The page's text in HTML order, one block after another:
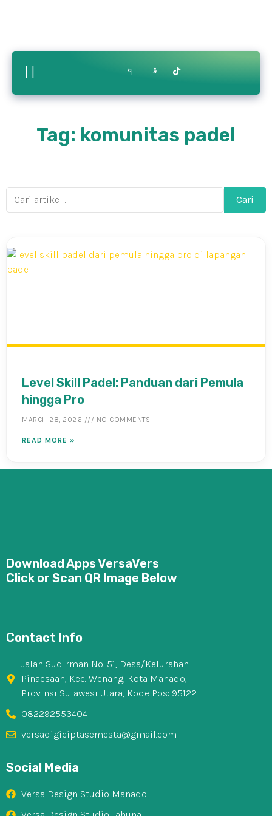
Contact
Us
Tag: komunitas padel
Cari
Level Skill Padel: Panduan dari Pemula
hingga Pro
MARCH 28, 2026 NO COMMENTS
READ MORE »
Download Apps VersaVers
Click or Scan QR Image Below
Contact Info
Jalan Sudirman No. 51, Desa/Kelurahan
Pinaesaan, Kec. Wenang, Kota Manado,
Provinsi Sulawesi Utara, Kode Pos: 95122
082292553404
versadigiciptasemesta@gmail.com
Social Media
Versa Design Studio Manado